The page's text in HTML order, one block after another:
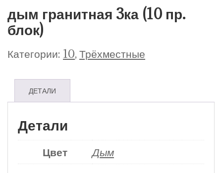
дым гранитная 3ка (10 пр.
блок)
Категории: 10, Трёхместные
ДЕТАЛИ
Детали
Цвет Дым